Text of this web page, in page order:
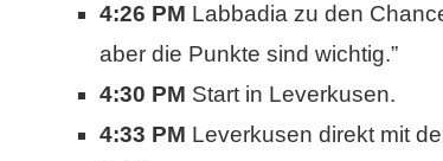
4:26 PM Labbadia zu den
aber die Punkte sind wichtig.”
4:30 PM Start in Leverkusen.
4:33 PM Leverkusen direkt mit